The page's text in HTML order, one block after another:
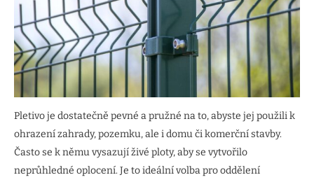
Pletivo je dostatečně pevné a pružné na to, abyste jej použili k
ohrazení zahrady, pozemku, ale i domu či komerční stavby.
Často se k němu vysazují živé ploty, aby se vytvořilo
neprůhledné oplocení. Je to ideální volba pro oddělení